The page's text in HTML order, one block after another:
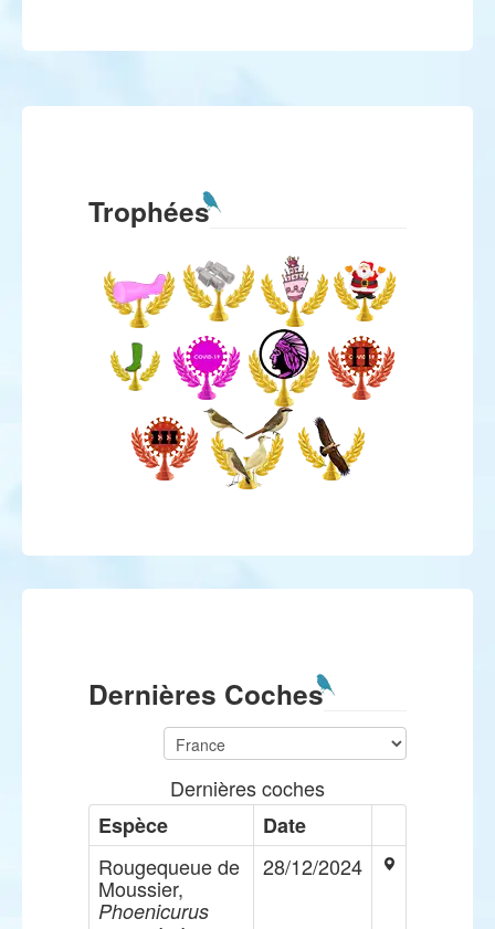
Trophées
Dernières Coches
Dernières coches
Espèce
Date
Rougequeue de
Moussier,
Phoenicurus
28/12/2024